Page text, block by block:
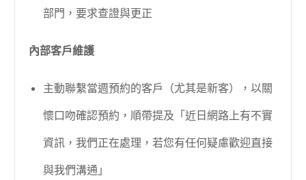
部門，要求查證與更正
內部客戶維護
主動聯繫當週預約的客戶（尤其是新客），以關
懷口吻確認預約，順帶提及「近日網路上有不實
資訊，我們正在處理，若您有任何疑慮歡迎直接
與我們溝通」